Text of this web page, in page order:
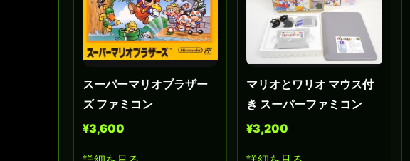
スーパーマリオブラザー
ズ ファミコン
¥3,600
マリオとワリオ マウス付
き スーパーファミコン
¥3,200